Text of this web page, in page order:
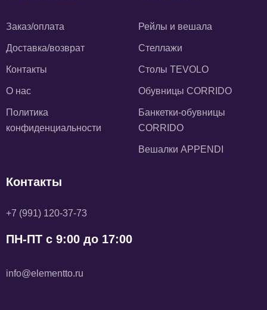
Заказ/оплата
Доставка/возврат
Контакты
О нас
Политика
конфиденциальности
Рейлы и вешала
Стеллажи
Столы TEVOLO
Обувницы CORRIDO
Банкетки-обувницы
CORRIDO
Вешалки APPENDI
Контакты
+7 (991) 120-37-73
ПН-ПТ с 9:00 до 17:00
info@elementto.ru